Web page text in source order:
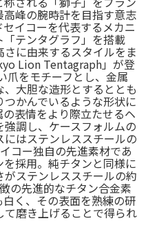
峰の腕時計を目指す意志
イコーを代表するメカニ
テンタグラフ」を搭載
に由来するスタイルをま
Lion Tentagraph」が登
爪をモチーフとし、金属
大胆な造形とするととも
かんでいるような形状に
表情をより際立たせるヘ
調し、ケースフォルムの
にはステンレススチールの
コー独自の先進素材であ
採用。純チタンと同様に
ステンレススチールの約
の先進的なチタン合金素
く、その表面を熟練の研
磨き上げることで得られ